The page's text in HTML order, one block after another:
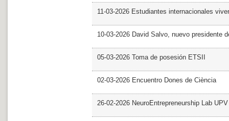
11-03-2026 Estudiantes internacionales
10-03-2026 David Salvo, nuevo presidente
05-03-2026 Toma de posesión ETSII
02-03-2026 Encuentro Dones de Ciència
26-02-2026 NeuroEntrepreneurship Lab UPV